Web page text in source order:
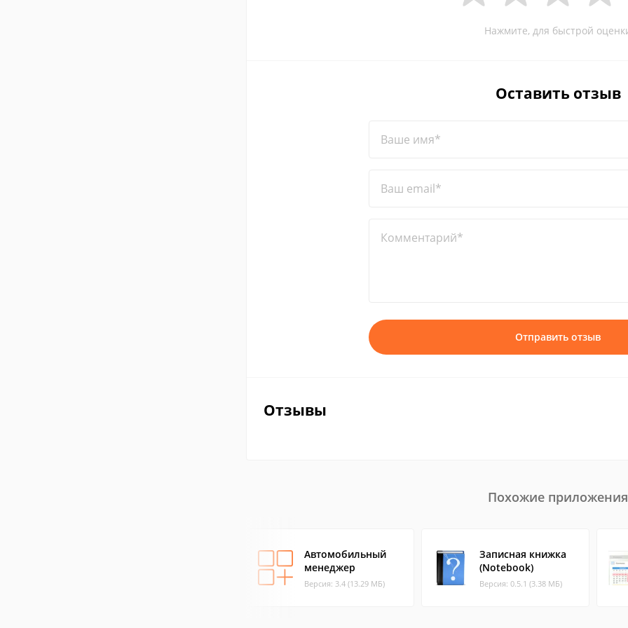
Нажмите, для быстрой
Оставить отзыв
Ваше имя*
Ваш email*
Комментарий*
Отправить отзыв
Отзывы
Похожие приложения
Автомобильный
менеджер
Версия: 3.4 (13.29 МБ)
Записная книжка
(Notebook)
Версия: 0.5.1 (3.38 МБ)